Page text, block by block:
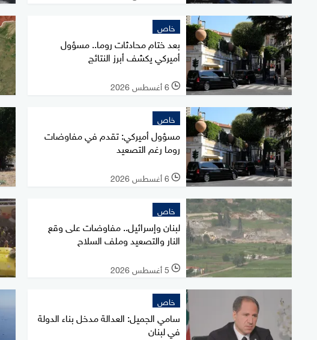
خاص
بعد ختام محادثات روما.. مسؤول
أميركي يكشف أبرز النتائج
l 6 أغسطس 2026
خاص
مسؤول أميركي: تقدم في مفاوضات
روما رغم التصعيد
l 6 أغسطس 2026
خاص
لبنان وإسرائيل.. مفاوضات على وقع
النار والتصعيد وملف السلاح
l 5 أغسطس 2026
خاص
سامي الجميل: العدالة مدخل بناء الدولة
في لبنان